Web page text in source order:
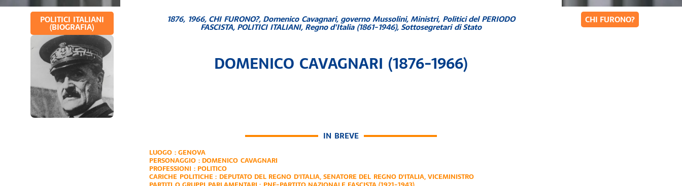
POLITICI ITALIANI
(BIOGRAFIA)
1876, 1966, CHI FURONO?, Domenico Cavagnari, governo Mussolini,Ministri, Politici del PERIODO
FASCISTA, POLITICI ITALIANI, Regno d'Italia (1861-1946),Sottosegretari di Stato
DOMENICO CAVAGNARI (1876-1966)
CHI FURONO?
IN BREVE
LUOGO :GENOVA
PERSONAGGIO : DOMENICO CAVAGNARI
PROFESSIONI : POLITICO
CARICHE POLITICHE : DEPUTATO DEL REGNO D'ITALIA,SENATORE DEL REGNO D'ITALIA,VICEMINISTRO